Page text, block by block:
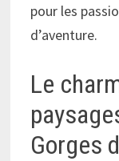
pour les
d’aventure.
Le
Gorges